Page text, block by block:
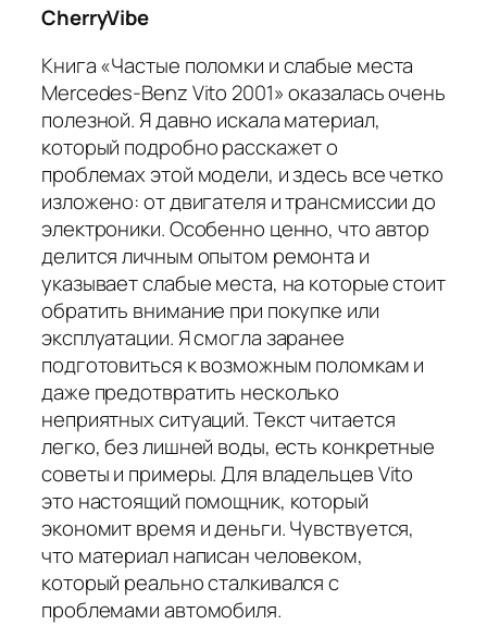
CherryVibe
Книга «Частые поломки и слабые места
Mercedes-Benz Vito 2001» оказалась очень
полезной. Я давно искала материал,
который подробно расскажет о
проблемах этой модели, и здесь все четко
изложено: от двигателя и трансмиссии до
электроники. Особенно ценно, что автор
делится личным опытом ремонта и
указывает слабые места, на которые стоит
обратить внимание при покупке или
эксплуатации. Я смогла заранее
подготовиться к возможным поломкам и
даже предотвратить несколько
неприятных ситуаций. Текст читается
легко, без лишней воды, есть конкретные
советы и примеры. Для владельцев Vito
это настоящий помощник, который
экономит время и деньги. Чувствуется,
что материал написан человеком,
который реально сталкивался с
проблемами автомобиля.